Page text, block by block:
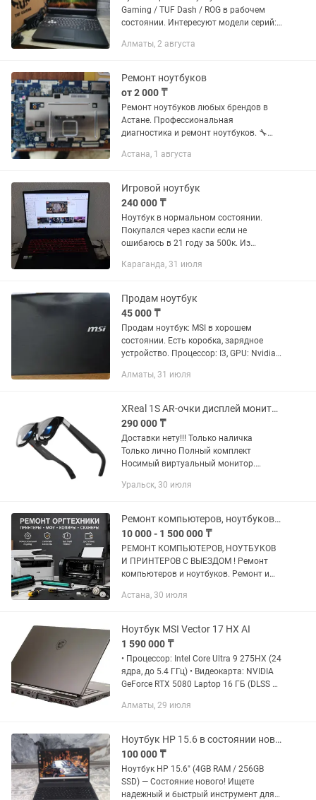
Gaming / TUF Dash / ROG в рабочем
состоянии. Интересуют модели серий:
конфигурации, начиная с 2019 года.
Алматы, 2 августа
Ремонт ноутбуков
от 2 000 ₸
Ремонт ноутбуков любых брендов в
Астане. Профессиональная
диагностика и ремонт ноутбуков. 🔧
ноутбуков 🔧 Ноутбук не включается,
Астана, 1 августа
Игровой ноутбук
240 000 ₸
Ноутбук в нормальном состоянии.
Покупался через каспи если не
ошибаюсь в 21 году за 500к. Из
износился, это видно на скриншоте.
Караганда, 31 июля
Продам ноутбук
45 000 ₸
Продам ноутбук: MSI в хорошем
состоянии. Есть коробка, зарядное
устройство. Процессор: I3, GPU: Nvidia
Использовался дома, отличный
Алматы, 31 июля
XReal 1S AR-очки дисплей монитор
290 000 ₸
Доставки нету!!! Только наличка
Только лично Полный комплект
Носимый виртуальный монитор.
телефону, ноутбуку или консоли и дают
Уральск, 30 июля
Ремонт компьютеров, ноутбуков и принтеров.
10 000 - 1 500 000 ₸
РЕМОНТ КОМПЬЮТЕРОВ, НОУТБУКОВ
И ПРИНТЕРОВ С ВЫЕЗДОМ ! Ремонт
компьютеров и ноутбуков. Ремонт и
и на дом Быстро, Качественно,
Астана, 30 июля
Ноутбук MSI Vector 17 HX AI
1 590 000 ₸
• Процессор: Intel Core Ultra 9 275HX (24
ядра, до 5.4 ГГц) • Видеокарта: NVIDIA
GeForce RTX 5080 Laptop 16 ГБ (DLSS 4)
240 Гц • Оперативная память: 32 ГБ...
Алматы, 29 июля
Ноутбук HP 15.6 в состоянии нового 256GB SSD
100 000 ₸
Ноутбук HP 15.6" (4GB RAM / 256GB
SSD) — Состояние нового! Ищете
надежный и быстрый инструмент для